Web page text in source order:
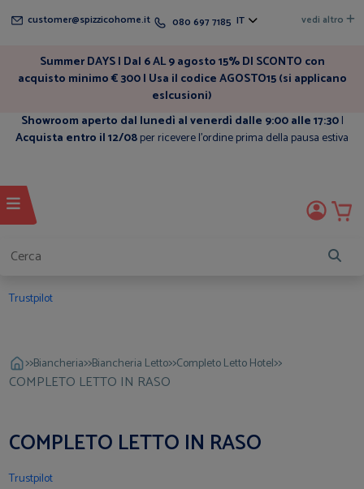
customer@spizzicohome.it 080 697 7185 IT vedi altro
Summer DAYS | Dal 6 AL 9 agosto 15% DI SCONTO con
acquisto minimo € 300 | Usa il codice AGOSTO15 (si applicano
eslcusioni)
Showroom aperto dal lunedì al venerdì dalle 9:00 alle 17:30|
Acquista entro il 12/08per ricevere l'ordine prima della pausa estiva
Trustpilot
>>Biancheria>>Biancheria Letto>>Completo Letto Hotel>>
COMPLETO LETTO IN RASO
COMPLETO LETTO IN RASO
Trustpilot